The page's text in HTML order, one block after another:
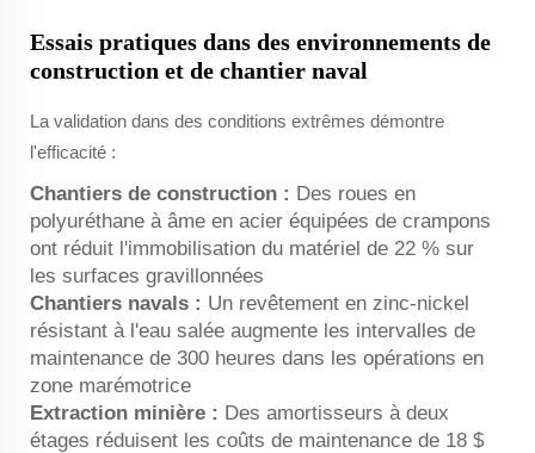
Essais pratiques dans des environnements de
construction et de chantier naval
La validation dans des conditions extrêmes démontre
l'efficacité :
Chantiers de construction : Des roues en
polyuréthane à âme en acier équipées de crampons
ont réduit l'immobilisation du matériel de 22 % sur
les surfaces gravillonnées
Chantiers navals : Un revêtement en zinc-nickel
résistant à l'eau salée augmente les intervalles de
maintenance de 300 heures dans les opérations en
zone marémotrice
Extraction minière : Des amortisseurs à deux
étages réduisent les coûts de maintenance de 18 $